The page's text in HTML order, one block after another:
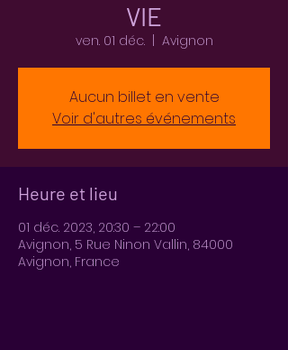
VIE
ven. 01 déc.
  |
Avignon
Aucun billet en vente
Voir d'autres événements
Heure et lieu
01 déc. 2023, 20:30 – 22:00
Avignon, 5 Rue Ninon Vallin, 84000
Avignon, France